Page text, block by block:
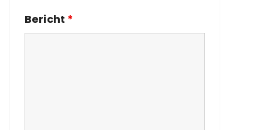
Bericht *